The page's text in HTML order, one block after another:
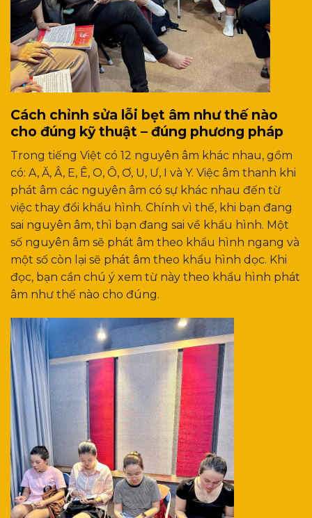
Cách chỉnh sửa lỗi bẹt âm như thế nào
cho đúng kỹ thuật – đúng phương pháp
Trong tiếng Việt có 12 nguyên âm khác nhau, gồm
có: A, Ă, Â, E, Ê, O, Ô, Ơ, U, Ư, I và Y. Việc âm thanh khi
phát âm các nguyên âm có sự khác nhau đến từ
việc thay đổi khẩu hình. Chính vì thế, khi bạn đang
sai nguyên âm, thì bạn đang sai về khẩu hình. Một
số nguyên âm sẽ phát âm theo khẩu hình ngang và
một số còn lại sẽ phát âm theo khẩu hình dọc. Khi
đọc, bạn cần chú ý xem từ này theo khẩu hình phát
âm như thế nào cho đúng.